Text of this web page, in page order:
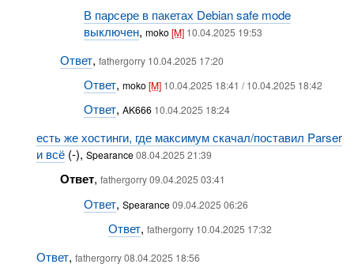
В парсере в пакетах Debian safe mode
выключен,moko[M] 10.04.2025 19:53
Ответ, fathergorry 10.04.2025 17:20
Ответ,moko[M] 10.04.2025 18:41 / 10.04.2025 18:42
Ответ,AK666 10.04.2025 18:24
есть же хостинги, где максимум скачал/поставил Parser
и всё(-), Spearance08.04.2025 21:39
Ответ, fathergorry 09.04.2025 03:41
Ответ,Spearance09.04.2025 06:26
Ответ, fathergorry 10.04.2025 17:32
Ответ, fathergorry 08.04.2025 18:56